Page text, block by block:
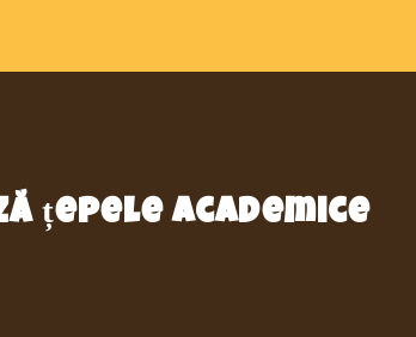
țepele academice